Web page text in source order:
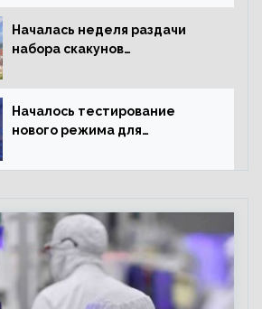
Началась неделя раздачи
набора скакунов
Началось тестирование
нового режима для
online